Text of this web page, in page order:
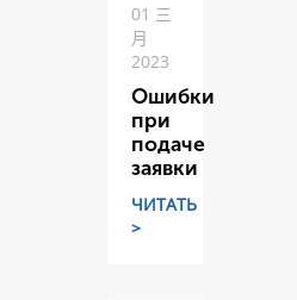
01 三
月
2023
Ошибки
при
подаче
заявки
ЧИТАТЬ
>